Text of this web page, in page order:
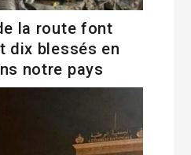
la route font
dix blessés en
notre pays